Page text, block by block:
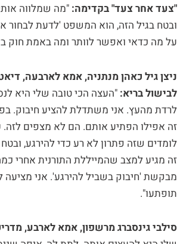
"צעד אחר צעד" בקדימה: "מה שמלווה
ובטח בגיל הזה, הוא המשפט 'לדעת לבחור
על מה כדאי ואפשר לוותר ומה באמת חוק
ניצן גיל כאהן מנתניה, אמא לארבעה,
לבישול בריא: "העצה הכי טובה שלי היא
לרדת מהעץ. אני משתדלת להציע חיבוק.
זה אפילו הפתיע אותם. הם לא מצפים
לומדים שזה פתרון לא רע כדי להירגע,
זה מגיע למצב שהמייללת התורנית אחרי
מבקשת 'חיבוק בשביל להירגע'. אני מציעה
תופתעו".
סילבי גינסברג מרשפון, אמא לארבע,